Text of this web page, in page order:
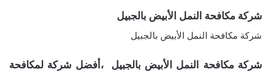
شركة مكافحة النمل الأبيض بالجبيل
شركة مكافحة النمل الأبيض بالجبيل
شركة مكافحة النمل الأبيض بالجبيل ،أفضل شركة لمكافحة